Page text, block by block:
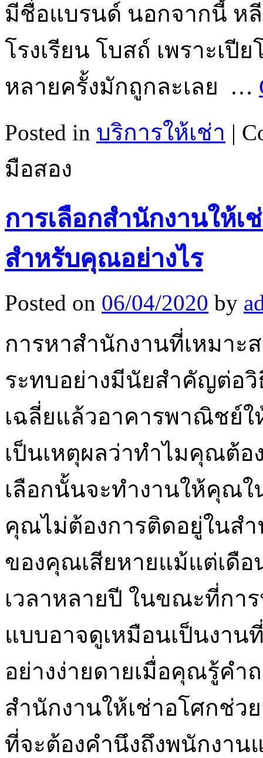
มีชื่อแบรนด์ นอกจากนี้ หลี
โรงเรียน โบสถ์ เพราะเ
หลายครั้งมักถูกละเลย …
Posted in บริการให้เช่า |
มือสอง
การเลือกสำนักงานให้
สำหรับคุณอย่างไร
Posted on 06/04/2020 by
การหาสำนักงานที่เหมา
ระทบอย่างมีนัยสำคัญต่อ
เฉลี่ยแล้วอาคารพาณิชย์ใ
เป็นเหตุผลว่าทำไมคุณต้
เลือกนั้นจะทำงานให้คุณ
คุณไม่ต้องการติดอยู่ในส
ของคุณเสียหายแม้แต่เดือ
เวลาหลายปี ในขณะที่กา
แบบอาจดูเหมือนเป็นงา
อย่างง่ายดายเมื่อคุณรู้คำ
สำนักงานให้เช่าอโศกช่ว
ที่จะต้องคำนึงถึงพนักงาน